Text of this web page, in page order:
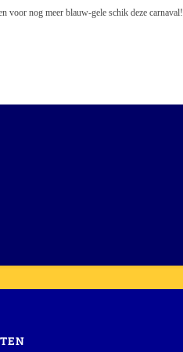
voor nog meer blauw-gele schik deze carnaval!